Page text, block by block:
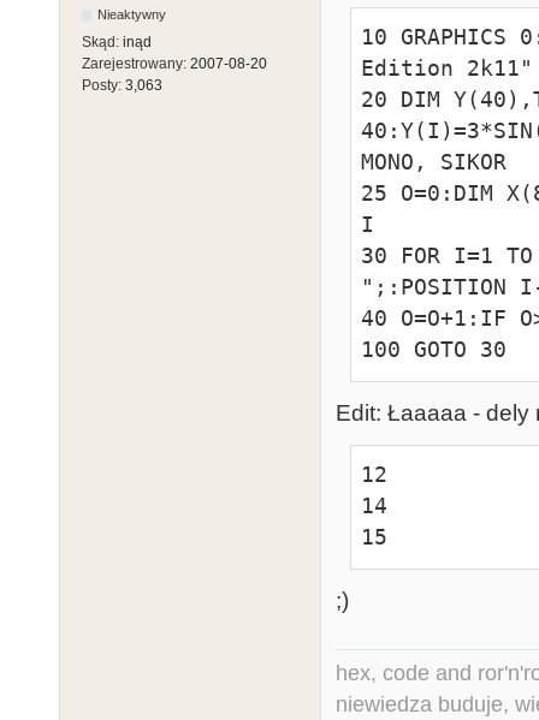
Nieaktywny
Skąd: inąd
Zarejestrowany: 2007-08-20
Posty: 3,063
10
Edition 2k11"
20 DIM
MONO,
25 O=0:DIM
I
30 FOR I=1
40 O=O+1:IF
100 GOTO 30
Edit: Łaaaaa - dely
12
14
15
;)
hex, code and
niewiedza buduje,